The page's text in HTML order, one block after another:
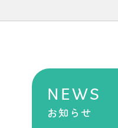
NEWS
お知らせ